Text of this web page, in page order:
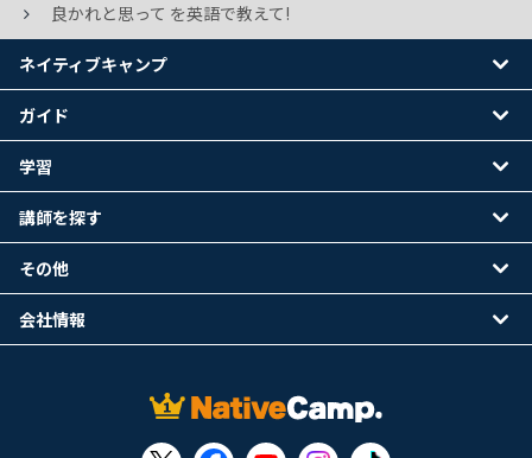
良かれと思って を英語で教えて!
ネイティブキャンプ
ガイド
学習
講師を探す
その他
会社情報